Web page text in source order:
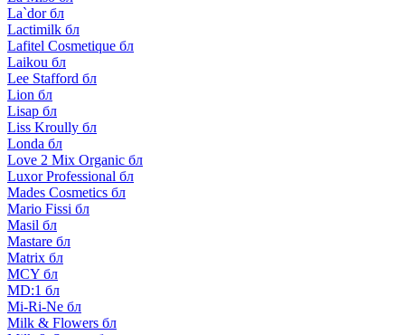
La`dor бл
Lactimilk бл
Lafitel Cosmetique бл
Laikou бл
Lee Stafford бл
Lion бл
Lisap бл
Liss Kroully бл
Londa бл
Love 2 Mix Organic бл
Luxor Professional бл
Mades Cosmetics бл
Mario Fissi бл
Masil бл
Mastare бл
Matrix бл
MCY бл
MD:1 бл
Mi-Ri-Ne бл
Milk & Flowers бл